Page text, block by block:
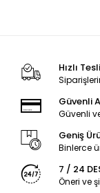
Hızlı
Güvenli
Güvenli
Geniş
Binlerce
7 / 24
Öneri ve